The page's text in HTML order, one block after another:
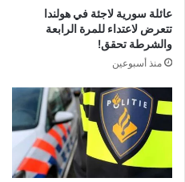
عائلة سورية لاجئة في هولندا
تتعرض لاعتداء للمرة الرابعة
والشرطة تحقق!
منذ أسبوعين